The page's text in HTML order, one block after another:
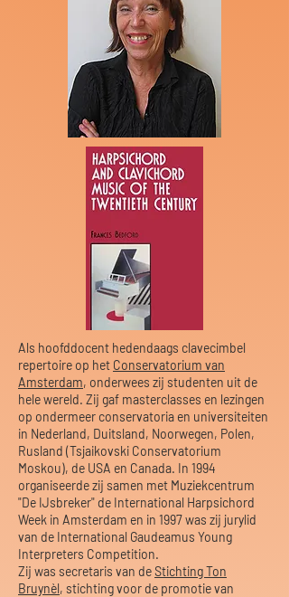
Als hoofddocent hedendaags clavecimbel
repertoire op het Conservatorium van
Amsterdam, onderwees zij studenten uit de
hele wereld. Zij gaf masterclasses en lezingen
op ondermeer conservatoria en universiteiten
in Nederland, Duitsland, Noorwegen, Polen,
Rusland (Tsjaikovski Conservatorium
Moskou), de USA en Canada. In 1994
organiseerde zij samen met Muziekcentrum
"De IJsbreker" de International Harpsichord
Week in Amsterdam en in 1997 was zij jurylid
van de International Gaudeamus Young
Interpreters Competition.
Zij was secretaris van deStichting Ton
Bruynèl, stichting voor de promotie van